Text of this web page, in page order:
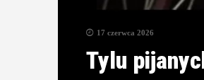
17 czerwca 2026
Tylu